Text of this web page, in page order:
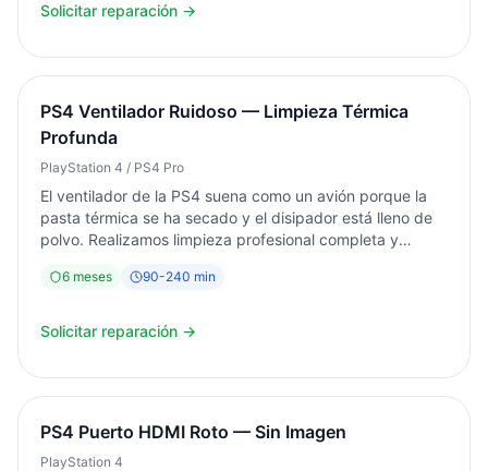
Solicitar reparación →
PS4 Ventilador Ruidoso — Limpieza Térmica
Profunda
PlayStation 4 / PS4 Pro
El ventilador de la PS4 suena como un avión porque la
pasta térmica se ha secado y el disipador está lleno de
polvo. Realizamos limpieza profesional completa y
Servicio en el mismo día. Diagnóstico gratuito. Garantía 6
6 meses 90-240 min
Solicitar reparación →
PS4 Puerto HDMI Roto — Sin Imagen
PlayStation 4